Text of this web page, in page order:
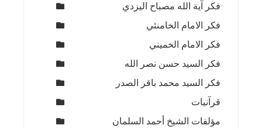
فكر آية الله مصباح اليزدي
فكر الامام الخامنئي
فكر الامام الخميني
فكر السيد حسن نصر الله
فكر السيد محمد باقر الصدر
قرآنيات
مؤلفات الشيخ أحمد السلمان